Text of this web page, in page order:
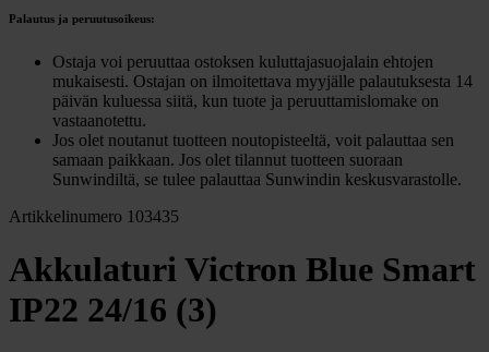
Palautus ja peruutusoikeus:
Ostaja voi peruuttaa ostoksen kuluttajasuojalain ehtojen
mukaisesti. Ostajan on ilmoitettava myyjälle palautuksesta 14
päivän kuluessa siitä, kun tuote ja peruuttamislomake on
vastaanotettu.
Jos olet noutanut tuotteen noutopisteeltä, voit palauttaa sen
samaan paikkaan. Jos olet tilannut tuotteen suoraan
Sunwindiltä, se tulee palauttaa Sunwindin keskusvarastolle.
Artikkelinumero 103435
Akkulaturi Victron Blue Smart
IP22 24/16 (3)